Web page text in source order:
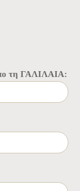
τη ΓΑΛΙΛΑΙΑ: